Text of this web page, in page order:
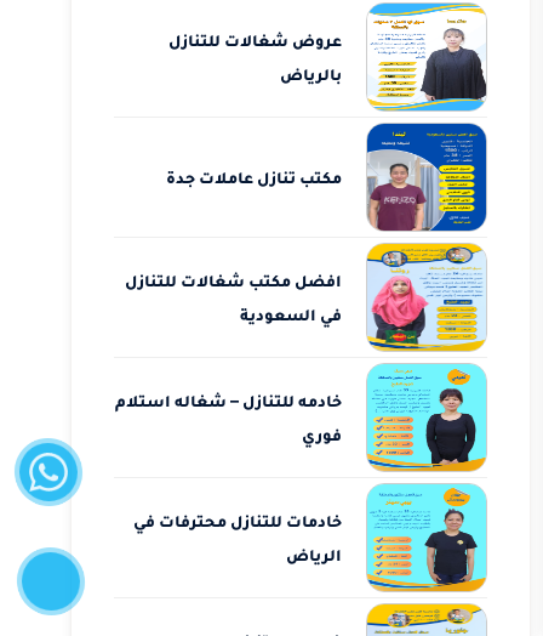
عروض شغالات للتنازل
بالرياض
مكتب تنازل عاملات جدة
افضل مكتب شغالات للتنازل
في السعودية
خادمه للتنازل – شغاله استلام
فوري
خادمات للتنازل محترفات في
الرياض
الآن